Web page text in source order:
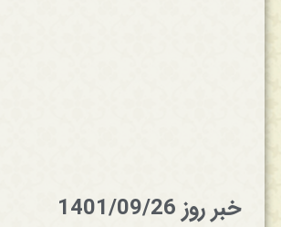
خبر روز 1401/09/26